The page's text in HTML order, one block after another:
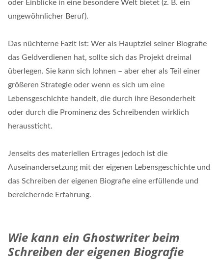
oder Einblicke in eine besondere Welt bietet (z. B. ein
ungewöhnlicher Beruf).
Das nüchterne Fazit ist: Wer als Hauptziel seiner Biografie
das Geldverdienen hat, sollte sich das Projekt dreimal
überlegen. Sie kann sich lohnen – aber eher als Teil einer
größeren Strategie oder wenn es sich um eine
Lebensgeschichte handelt, die durch ihre Besonderheit
oder durch die Prominenz des Schreibenden wirklich
heraussticht.
Jenseits des materiellen Ertrages jedoch ist die
Auseinandersetzung mit der eigenen Lebensgeschichte und
das Schreiben der eigenen Biografie eine erfüllende und
bereichernde Erfahrung.
Wie kann ein Ghostwriter beim
Schreiben der eigenen Biografie